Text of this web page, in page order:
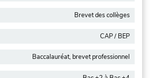
Brevet des collèges
CAP / BEP
Baccalauréat, brevet professionnel